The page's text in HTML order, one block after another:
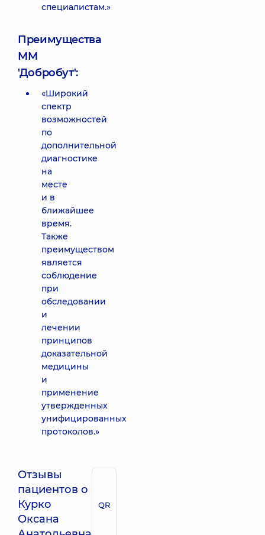
специалистам.»
Преимущества
ММ
'Добробут':
«Широкий
спектр
возможностей
по
дополнительной
диагностике
на
месте
и в
ближайшее
время.
Также
преимуществом
является
соблюдение
при
обследовании
и
лечении
принципов
доказательной
медицины
и
применение
утвержденных
унифицированных
протоколов.»
Отзывы
пациентов о
Курко
Оксана
QR